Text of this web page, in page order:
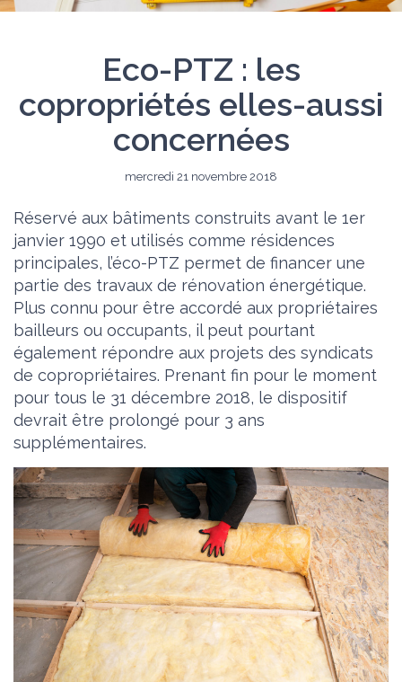
Eco-PTZ : les
copropriétés elles-aussi
concernées
mercredi 21 novembre 2018
Réservé aux bâtiments construits avant le 1er
janvier 1990 et utilisés comme résidences
principales, l’éco-PTZ permet de financer une
partie des travaux de rénovation énergétique.
Plus connu pour être accordé aux propriétaires
bailleurs ou occupants, il peut pourtant
également répondre aux projets des syndicats
de copropriétaires. Prenant fin pour le moment
pour tous le 31 décembre 2018, le dispositif
devrait être prolongé pour 3 ans
supplémentaires.